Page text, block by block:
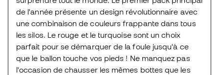
de l'année présente un design révolutionnaire avec
une combinaison de couleurs frappante dans tous
les silos. Le rouge et le turquoise sont un choix
parfait pour se démarquer de la foule jusqu'à ce
que le ballon touche vos pieds ! Ne manquez pas
l'occasion de chausser les mêmes bottes que les